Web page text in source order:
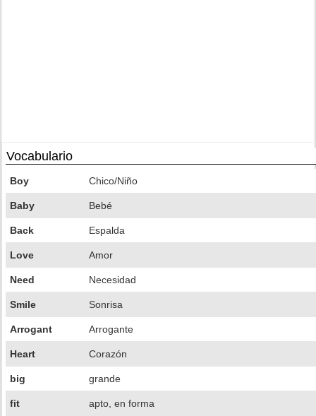
Vocabulario
Boy Chico/Niño
Baby Bebé
Back Espalda
Love Amor
Need Necesidad
Smile Sonrisa
Arrogant Arrogante
Heart Corazón
big grande
fit apto, en forma